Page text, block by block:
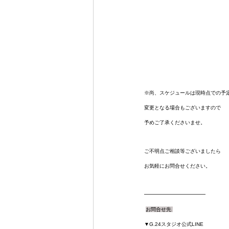
※尚、スケジュールは現時点での予
変更となる場合もございますので
予めご了承くださいませ。
ご不明点ご相談等ございましたら
お気軽にお問合せください。
━━━━━━━━━━━━
お問合せ先
▼G.24スタジオ公式LINE